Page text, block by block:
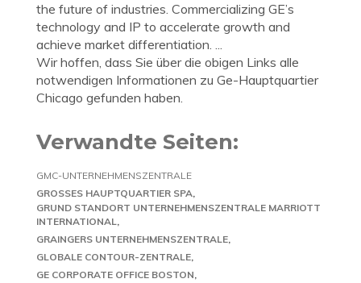
the future of industries. Commercializing GE’s
technology and IP to accelerate growth and
achieve market differentiation. ...
Wir hoffen, dass Sie über die obigen Links alle
notwendigen Informationen zu Ge-Hauptquartier
Chicago gefunden haben.
Verwandte Seiten:
GMC-UNTERNEHMENSZENTRALE
GROSSES HAUPTQUARTIER SPA
GRUND STANDORT UNTERNEHMENSZENTRALE MARRIOTT
INTERNATIONAL
GRAINGERS UNTERNEHMENSZENTRALE
GLOBALE CONTOUR-ZENTRALE
GE CORPORATE OFFICE BOSTON